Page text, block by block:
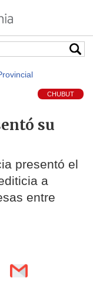
CHUBUT
su
presentó el
a
entre